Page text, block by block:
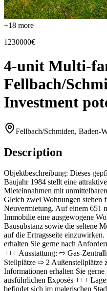
+18 more
1230000€
4-unit Multi-
Fellbach/
Investment
Fellbach/Schmiden, Baden-
Description
Objektbeschreibung: Dieses
Baujahr 1984 stellt eine
Mieteinnahmen mit
Gleich zwei Wohnungen stehen
Neuvermietung. Auf einem 651
Immobilie eine ausgewogene
Bausubstanz sowie die seltene
auf die Ertragsseite
erhalten Sie gerne nach
+++ Ausstattung: ⇨ Gas-
Stellplätze ⇨ 2 Außenstellplätze
Informationen erhalten Sie
ausführlichen Exposés +++
befindet sich im malerischen